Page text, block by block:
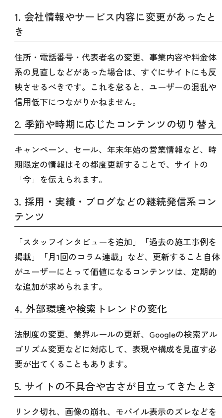
1. 会社情報やサービス内容に変更があったと
き
住所・電話番号・代表者名の変更、事業内容や料金体
系の見直しなどがあった場合は、すぐにサイトにも反
映させるべきです。これを怠ると、ユーザーの混乱や
信用低下につながりかねません。
2. 季節や時期に応じたコンテンツの切り替え
キャンペーン、セール、年末年始の営業情報など、時
期限定の情報はその都度更新することで、サイトの
「今」を伝えられます。
3. 採用・実績・ブログなどの継続発信系コン
テンツ
「スタッフインタビューを追加」「過去の施工事例を
掲載」「月1回のコラム連載」など、更新すること自体
がユーザーにとって価値になるコンテンツは、定期的
な追加が求められます。
4. 外部環境や検索トレンドの変化
法制度の変更、業界ルールの更新、Googleの検索アル
ゴリズム変更などに対応して、表現や構成を見直す必
要が出てくることもあります。
5. サイトの不具合や古さが目立ってきたとき
リンク切れ、画像の崩れ、モバイル表示のズレなどを